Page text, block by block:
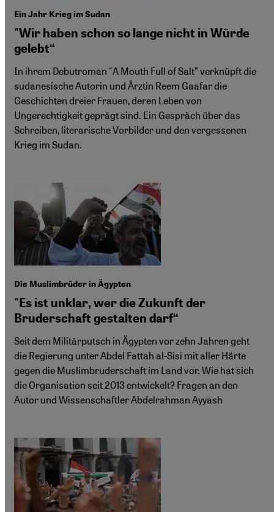
Ein Jahr Krieg im Sudan
"Wir haben schon so lange nicht in Würde
gelebt“
In ihrem Debutroman "A Mouth Full of Salt” verknüpft die
sudanesische Autorin und Ärztin Reem Gaafar die
Geschichten dreier Frauen, deren Leben von
Ungerechtigkeit geprägt sind. Ein Gespräch über das
Schreiben, literarische Vorbilder und den vergessenen
Krieg im Sudan.
Die Muslimbrüder in Ägypten
"Es ist unklar, wer die Zukunft der
Bruderschaft gestalten darf“
Seit dem Militärputsch in Ägypten vor zehn Jahren geht
die Regierung unter Abdel Fattah al-Sisi mit aller Härte
gegen die Muslimbruderschaft im Land vor. Wie hat sich
die Organisation seit 2013 entwickelt? Fragen an den
Autor und Wissenschaftler Abdelrahman Ayyash